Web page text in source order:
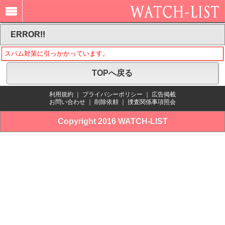
ERROR!!
スパム対策に引っかかっています。
TOPへ戻る
利用規約 プライバシーポリシー
広告掲載
お問い合わせ
削除依頼 捜査関係事項照会
Copyright 2016 WATCH-LIST